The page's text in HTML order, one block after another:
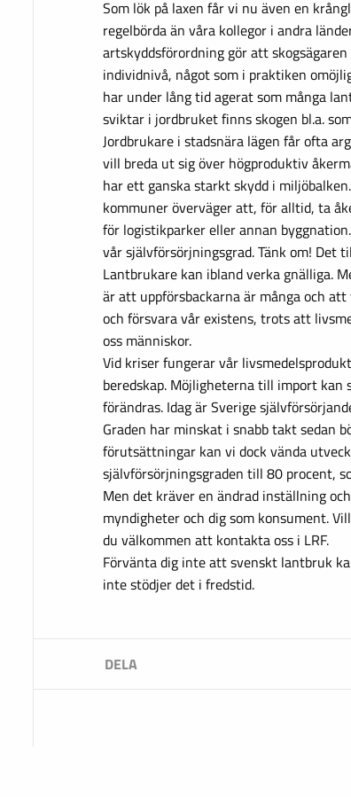
Som lök på laxen får vi nu även en
regelbörda än våra kollegor i andra
artskyddsförordning gör att
individnivå, något som i praktiken
har under lång tid agerat som många
sviktar i jordbruket finns skogen bl.a.
Jordbrukare i stadsnära lägen får ofta
vill breda ut sig över högproduktiv
har ett ganska starkt skydd i
kommuner överväger att, för alltid, ta
för logistikparker eller annan
vår självförsörjningsgrad. Tänk om! Det
Lantbrukare kan ibland verka gnälliga.
är att uppförsbackarna är många och
och försvara vår existens, trots att
oss människor.
Vid kriser fungerar vår
beredskap. Möjligheterna till import kan
förändras. Idag är Sverige
Graden har minskat i snabb takt sedan
förutsättningar kan vi dock vända
självförsörjningsgraden till 80 procent,
Men det kräver en ändrad inställning
myndigheter och dig som konsument.
du välkommen att kontakta oss i LRF.
Förvänta dig inte att svenskt lantbruk
inte stödjer det i fredstid.